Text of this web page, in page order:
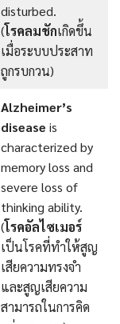
disturbed.
(โรคลมชักเกิดขึ้น
เมื่อระบบประสาท
ถูกรบกวน)
Alzheimer’s
disease is
characterized by
memory loss and
severe loss of
thinking ability.
(โรคอัลไซเมอร์
เป็นโรคที่ทำให้สูญ
เสียความทรงจำ
และสูญเสียความ
สามารถในการคิด